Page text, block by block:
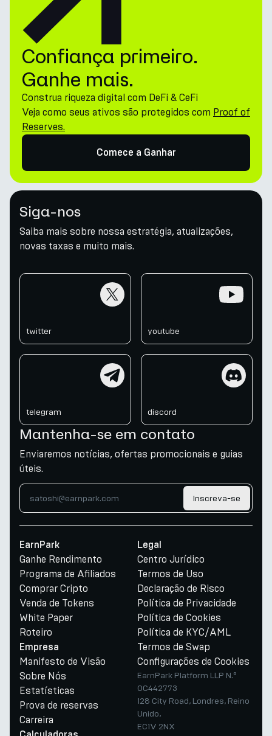
Confiança primeiro.
Ganhe mais.
Construa riqueza digital com DeFi & CeFi
Veja como seus ativos são protegidos com Proof of
Reserves.
Comece a Ganhar
Siga-nos
Saiba mais sobre nossa estratégia, atualizações,
novas taxas e muito mais.
twitter youtube
telegram discord
Mantenha-se em contato
Enviaremos notícias, ofertas promocionais e guias
úteis.
Inscreva-se
EarnPark
Ganhe Rendimento
Programa de Afiliados
Comprar Cripto
Venda de Tokens
White Paper
Roteiro
Empresa
Manifesto de Visão
Sobre Nós
Estatísticas
Prova de reservas
Carreira
Legal
Centro Jurídico
Termos de Uso
Declaração de Risco
Política de Privacidade
Política de Cookies
Política de KYC/AML
Termos de Swap
Configurações de Cookies
EarnPark Platform LLP N.º
OC442773
128 City Road, Londres, Reino
Unido,
EC1V 2NX